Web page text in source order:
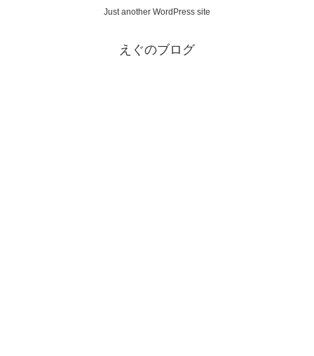
Just another WordPress site
えぐのブログ